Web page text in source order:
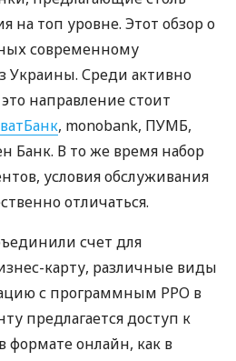
на топ уровне. Этот обзор о
современному
Среди активно
направление стоит
, monobank, ПУМБ,
Банк. В то же время набор
условия обслуживания
отличаться.
счет для
карту, различные виды
с программным РРО в
предлагается доступ к
формате онлайн, как в